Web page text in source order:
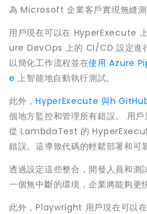
為 Microsoft 企業客戶實現無縫測
用戶現在可以在 HyperExecute
ure DevOps 上的 CI/CD 設定進
以簡化工作流程並在使用 Azure
e 上智能地自動執行測試。
此外，HyperExecute 與h
個地方監控和管理所有錯誤。 用戶
從 LambdaTest 的
錯誤。這導致代碼的輕鬆部署和可
透過設定這些整合，開發人員和測
一個無中斷的環境，企業將能夠更
此外，Playwright 用戶現在可以